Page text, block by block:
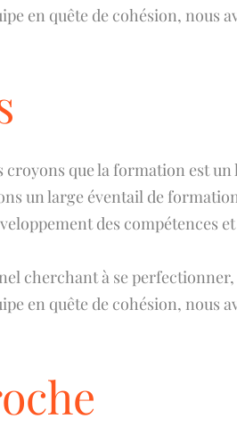
en quête de cohésion, nous
croyons que la formation est
un large éventail de
des compétences
cherchant à se
en quête de cohésion, nous